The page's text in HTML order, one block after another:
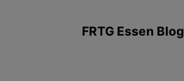
FRTG Essen Blog